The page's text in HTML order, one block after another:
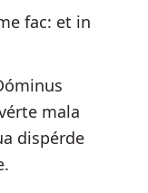
fac: et in
mala
dispérde